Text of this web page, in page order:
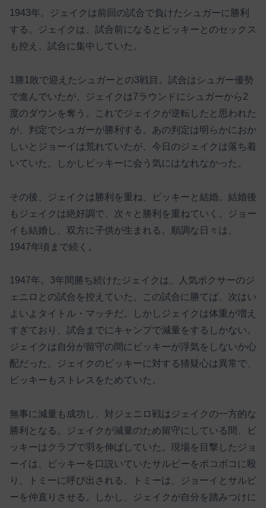
1943年。ジェイクは前回の試合で負けたシュガーに勝利
する。ジェイクは、試合前になるとビッキーとのセックス
も控え、試合に集中していた。
1勝1敗で迎えたシュガーとの3戦目。試合はシュガー優勢
で進んでいたが、ジェイクは7ラウンドにシュガーから2
度のダウンを奪う。これでジェイクが逆転したと思われた
が、判定でシュガーが勝利する。あの判定は明らかにおか
しいとジョーイは荒れていたが、今日のジェイクは落ち着
いていた。しかしビッキーに会う気にはなれなかった。
その後、ジェイクは勝利を重ね、ビッキーと結婚。結婚後
もジェイクは絶好調で、次々と勝利を重ねていく。ジョー
イも結婚し、双方に子供が生まれる。順調な日々は、
1947年頃まで続く。
1947年。3年間勝ち続けたジェイクは、人気ボクサーのジ
ェニロとの試合を控えていた。この試合に勝てば、次はい
よいよタイトル・マッチだ。しかしジェイクは体重が増え
すぎており、試合までにキャンプで減量をするしかない。
ジェイクは自分が留守の間にビッキーが浮気をしないか心
配だった。ジェイクのビッキーに対する猜疑心は異常で、
ビッキーもストレスをためていた。
無事に減量も成功し、対ジェニロ戦はジェイクの一方的な
勝利となる。ジェイクが減量のため留守にしている間、ビ
ッキーはクラブで羽を伸ばしていた。現場を目撃したジョ
ーイは、ビッキーを口説いていたサルビーをボコボコに殴
り、トミーに呼び出される。トミーは、ジョーイとサルビ
ーを仲直りさせる。しかし、ジェイクが自分を踏みつけに